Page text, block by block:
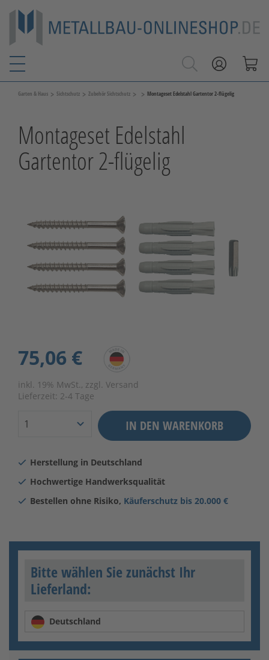
Garten & Haus > Sichtschutz > Zubehör Sichtschutz > > Montageset Edelstahl Gartentor 2-flügelig
Montageset Edelstahl
Gartentor 2-flügelig
75,06 €
inkl. 19% MwSt., zzgl. Versand
Lieferzeit: 2-4 Tage
IN DEN WARENKORB
Herstellung in Deutschland
Hochwertige Handwerksqualität
Bestellen ohne Risiko, Käuferschutz bis 20.000 €
Bitte wählen Sie zunächst Ihr
Lieferland:
Deutschland